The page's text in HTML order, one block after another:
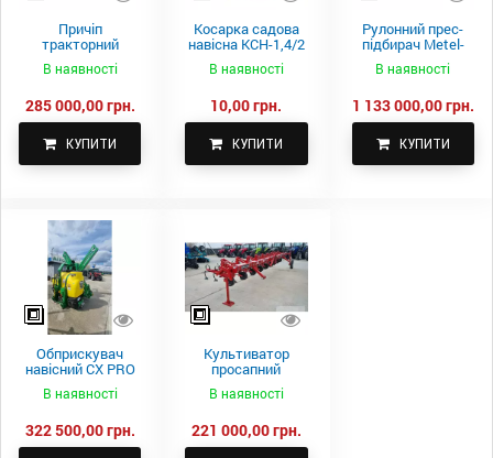
Причіп
тракторний
самоскидний
Spike 2 ПТС-4
В наявності
285 000,00 грн.
КУПИТИ
Косарка садова
навісна КСН-1,4/2
В наявності
10,00 грн.
КУПИТИ
Рулонний прес-
підбирач Metel-
Fach Z 587
В наявності
1 133 000,00 грн.
КУПИТИ
Обприскувач
навісний CX PRO
В наявності
322 500,00 грн.
Культиватор
просапний
КПН-5,6-05
В наявності
221 000,00 грн.